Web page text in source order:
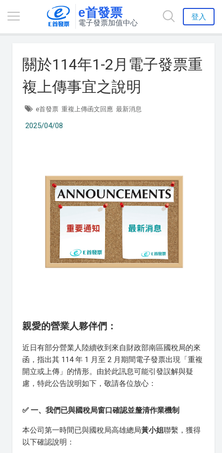
e首發票
電子發票加值中心
登入
關於114年1-2月電子發票重
複上傳事宜之說明
e首發票 重複上傳函文回應 最新消息
2025/04/08
親愛的營業人夥伴們：
近日有部分營業人陸續收到來自財政部南區國稅局的來
函，指出其 114 年 1 月至 2 月期間電子發票出現「重複
開立或上傳」的情形。由於此訊息可能引發誤解與疑
慮，特此公告說明如下，敬請各位放心：
✅ 一、我們已與國稅局窗口確認並釐清作業機制
本公司第一時間已與國稅局高雄總局黃小姐聯繫，獲得
以下確認說明：